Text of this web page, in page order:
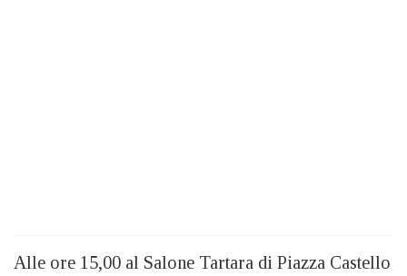
Alle ore 15,00 al Salone Tartara di Piazza Castello